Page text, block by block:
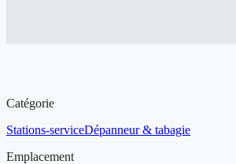
Catégorie
Stations-serviceDépanneur & tabagie
Emplacement